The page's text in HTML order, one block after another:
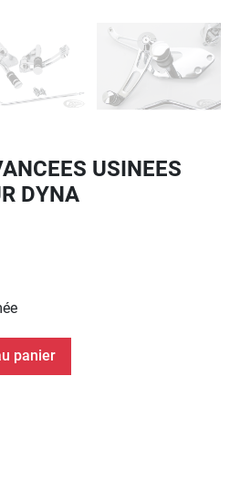
USINEES
DYNA
panier